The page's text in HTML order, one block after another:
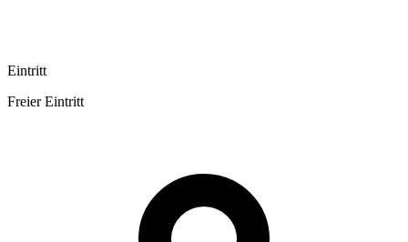
Eintritt
Freier Eintritt